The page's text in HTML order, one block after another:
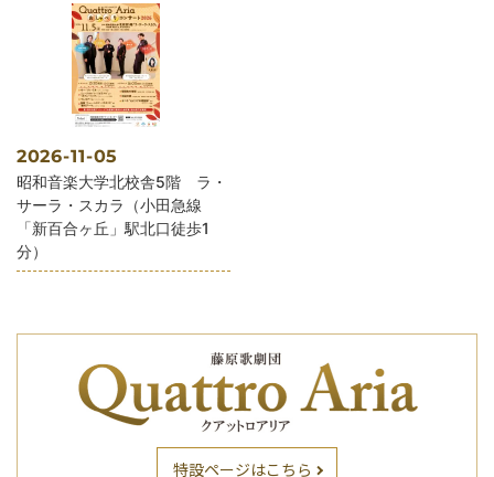
2026-11-05
公演会場
昭和音楽大学北校舎5階 ラ・
サーラ・スカラ（小田急線
「新百合ヶ丘」駅北口徒歩1
分）
特設ページはこちら